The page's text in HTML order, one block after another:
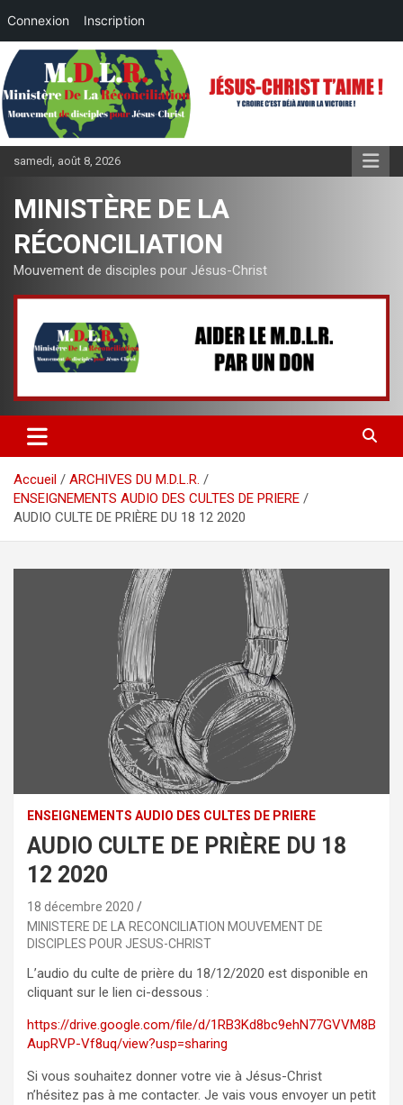
Connexion Inscription
Aller
au
contenu
samedi, août 8, 2026
MINISTÈRE DE LA
RÉCONCILIATION
Mouvement de disciples pour Jésus-Christ
Accueil
ARCHIVES DU M.D.L.R.
ENSEIGNEMENTS AUDIO DES CULTES DE PRIERE
AUDIO CULTE DE PRIÈRE DU 18 12 2020
ENSEIGNEMENTS AUDIO DES CULTES DE PRIERE
AUDIO CULTE DE PRIÈRE DU 18
12 2020
18 décembre 2020
MINISTERE DE LA RECONCILIATION MOUVEMENT DE
DISCIPLES POUR JESUS-CHRIST
L’audio du culte de prière du 18/12/2020 est disponible en
cliquant sur le lien ci-dessous :
https://drive.google.com/file/d/1RB3Kd8bc9ehN77GVVM8B
AupRVP-Vf8uq/view?usp=sharing
Si vous souhaitez donner votre vie à Jésus-Christ
n’hésitez pas à me contacter. Je vais vous envoyer un petit